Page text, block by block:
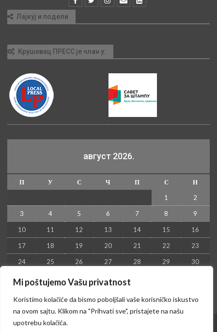
Mi poštujemo Vašu privatnost
Koristimo kolačiće da bismo poboljšali vaše korisničko iskustvo
na ovom sajtu. Klikom na "Prihvati sve", pristajete na našu
upotrebu kolačića.
Лајкуј и подели
Крушевац ПРЕСС је члан у:
август 2026.
П У С Ч П С
Н
1
2
3 4 5 6 7 8 9
10 11 12 13 14 15 16
17 18 19 20 21 22 23
24 25 26 27 28 29 30
31